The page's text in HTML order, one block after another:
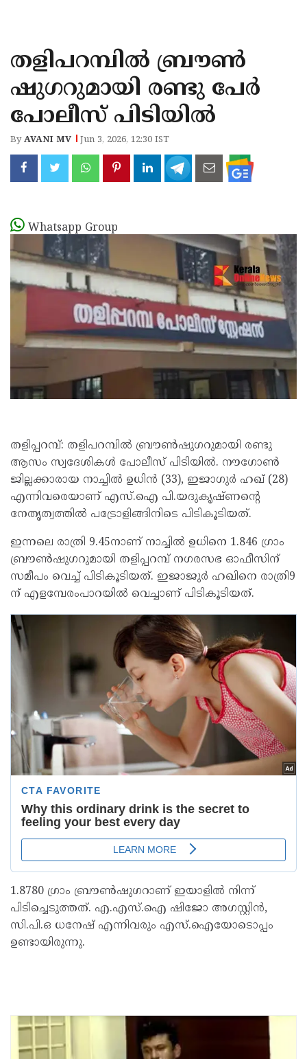
KANNUR
KASARAGOD
തളിപറമ്പിൽ ബ്രൗൺ
ഷുഗറുമായി രണ്ടു പേർ
പോലീസ് പിടിയിൽ
ByAVANI MV Jun 3, 2026, 12:30 IST
Whatsapp Group
തളിപ്പറമ്പ്: തളിപറമ്പിൽ ബ്രൗണ്‍ഷുഗറുമായി രണ്ടു
ആസം സ്വദേശികള്‍ പോലീസ് പിടിയില്‍. നൗഗോണ്‍
ജില്ലക്കാരായ നാച്ചില്‍ ഉധിന്‍ (33), ഇജാഗുര്‍ ഹഖ് (28)
എന്നിവരെയാണ് എസ്.ഐ പി.യദുകൃഷ്ണന്റെ
നേതൃത്വത്തില്‍ പട്രോളിങ്ങിനിടെ പിടികൂടിയത്.
ഇന്നലെ രാത്രി 9.45നാണ് നാച്ചില്‍ ഉധിനെ 1.846 ഗ്രാം
ബ്രൗണ്‍ഷുഗറുമായി തളിപ്പറമ്പ് നഗരസഭ ഓഫീസിന്
സമീപം വെച്ച് പിടികൂടിയത്. ഇജാജുര്‍ ഹഖിനെ രാത്രി9
ന് എളമ്പേരംപാറയില്‍ വെച്ചാണ് പിടികൂടിയത്.
1.8780 ഗ്രാം ബ്രൗണ്‍ഷുഗറാണ് ഇയാളില്‍ നിന്ന്
പിടിച്ചെടുത്തത്. എ.എസ്.ഐ ഷിജോ അഗസ്റ്റിന്‍,
സി.പി.ഒ ധനേഷ് എന്നിവരും എസ്.ഐയോടൊപ്പം
ഉണ്ടായിരുന്നു.